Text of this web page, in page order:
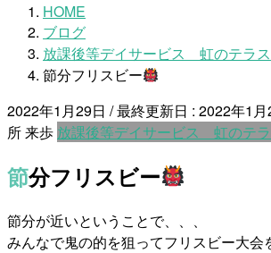
HOME
ブログ
放課後等デイサービス 虹のテラス
節分フリスビー
2022年1月29日 / 最終更新日 : 2022年1月
所 来歩 放課後等デイサービス 虹のテ
節分フリスビー
節分が近いということで、、、
みんなで鬼の的を狙ってフリスビー大会